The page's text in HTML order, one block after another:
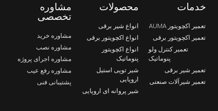
خدمات
تعمیر اکچویتور AUMA
تعمیر اکچویتور برقی
تعمیر کنترل ولو
پنوماتیک
تعمیر شیر برقی
تعمیر شیرآلات صنعتی
محصولات
انواع شیر برقی
انواع اکچویتور برقی
انواع اکچویتور
پنوماتیک
شیر توپی استیل
اروپایی
شیر پروانه ای اروپایی
مشاوره
تخصصی
مشاوره خرید
مشاوره نصب
مشاوره اجرای پروژه
مشاوره رفع عیب
پشتیبانی فنی